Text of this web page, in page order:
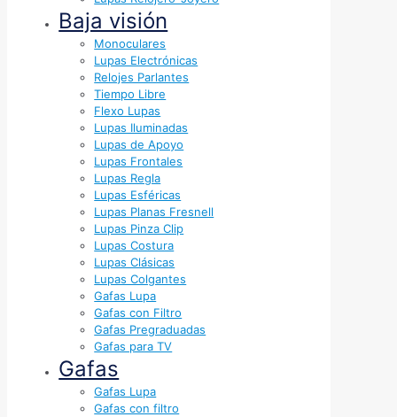
Baja visión
Monoculares
Lupas Electrónicas
Relojes Parlantes
Tiempo Libre
Flexo Lupas
Lupas Iluminadas
Lupas de Apoyo
Lupas Frontales
Lupas Regla
Lupas Esféricas
Lupas Planas Fresnell
Lupas Pinza Clip
Lupas Costura
Lupas Clásicas
Lupas Colgantes
Gafas Lupa
Gafas con Filtro
Gafas Pregraduadas
Gafas para TV
Gafas
Gafas Lupa
Gafas con filtro